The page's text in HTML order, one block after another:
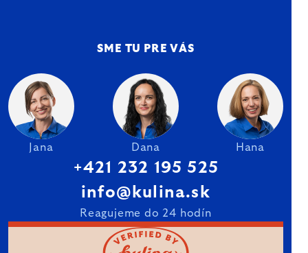
SME TU PRE VÁS
Jana Dana Hana
+421 232 195 525
info@kulina.sk
Reagujeme do 24 hodín